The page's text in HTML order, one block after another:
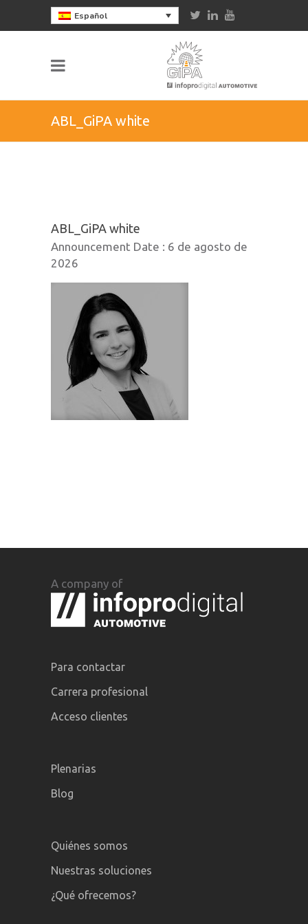
Español
ABL_GiPA white
ABL_GiPA white
Announcement Date : 6 de agosto de
2026
A company of
Para contactar
Carrera profesional
Acceso clientes
Plenarias
Blog
Quiénes somos
Nuestras soluciones
¿Qué ofrecemos?